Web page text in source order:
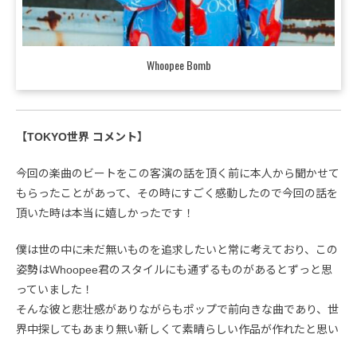
Whoopee Bomb
【TOKYO世界 コメント】
今回の楽曲のビートをこの客演の話を頂く前に本人から聞かせて
もらったことがあって、その時にすごく感動したので今回の話を
頂いた時は本当に嬉しかったです！
僕は世の中に未だ無いものを追求したいと常に考えており、この
姿勢はWhoopee君のスタイルにも通ずるものがあるとずっと思
っていました！
そんな彼と悲壮感がありながらもポップで前向きな曲であり、世
界中探してもあまり無い新しくて素晴らしい作品が作れたと思い